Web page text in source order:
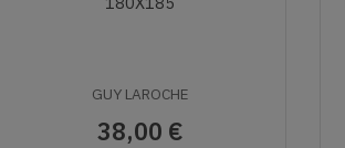
GUY LAROCHE
38,00 €